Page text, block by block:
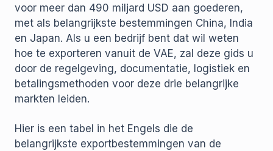
voor meer dan 490 miljard USD aan goederen,
met als belangrijkste bestemmingen China, India
en Japan. Als u een bedrijf bent dat wil weten
hoe te exporteren vanuit de VAE, zal deze gids u
door de regelgeving, documentatie, logistiek en
betalingsmethoden voor deze drie belangrijke
markten leiden.
Hier is een tabel in het Engels die de
belangrijkste exportbestemmingen van de